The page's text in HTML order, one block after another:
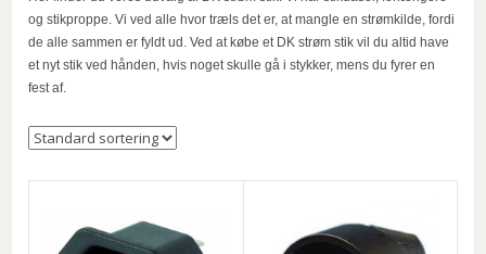
og stikproppe. Vi ved alle hvor træls det er, at mangle en strømkilde, fordi
de alle sammen er fyldt ud. Ved at købe et DK strøm stik vil du altid have
et nyt stik ved hånden, hvis noget skulle gå i stykker, mens du fyrer en
fest af.